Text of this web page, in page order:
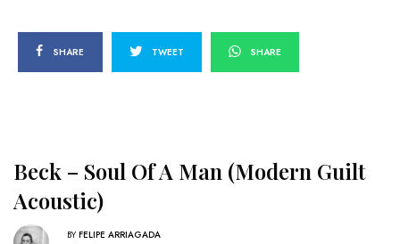
SHARE TWEET SHARE
Beck – Soul Of A Man (Modern Guilt
Acoustic)
BY FELIPE ARRIAGADA